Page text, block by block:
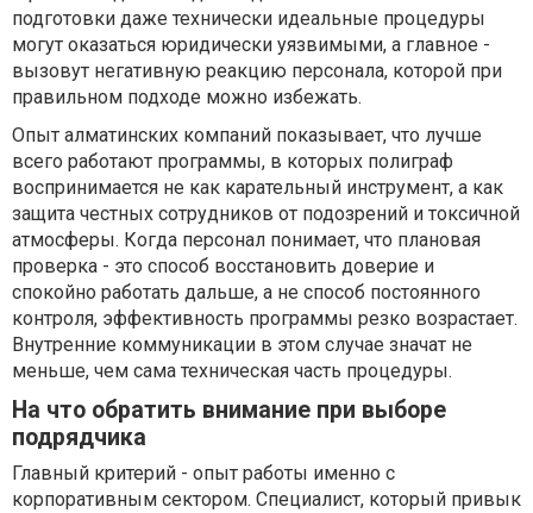
подготовки даже технически идеальные процедуры
могут оказаться юридически уязвимыми, а главное -
вызовут негативную реакцию персонала, которой при
правильном подходе можно избежать.
Опыт алматинских компаний показывает, что лучше
всего работают программы, в которых полиграф
воспринимается не как карательный инструмент, а как
защита честных сотрудников от подозрений и токсичной
атмосферы. Когда персонал понимает, что плановая
проверка - это способ восстановить доверие и
спокойно работать дальше, а не способ постоянного
контроля, эффективность программы резко возрастает.
Внутренние коммуникации в этом случае значат не
меньше, чем сама техническая часть процедуры.
На что обратить внимание при выборе
подрядчика
Главный критерий - опыт работы именно с
корпоративным сектором. Специалист, который привык